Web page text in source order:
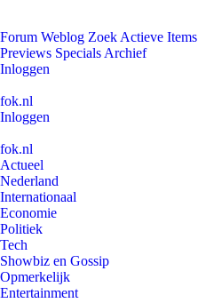
Forum Weblog Zoek Actieve Items
Previews Specials Archief
Inloggen
fok.nl
Inloggen
fok.nl
Actueel
Nederland
Internationaal
Economie
Politiek
Tech
Showbiz en Gossip
Opmerkelijk
Entertainment